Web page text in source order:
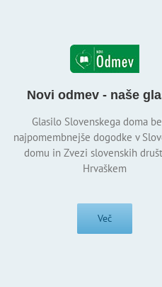
Novi odmev - naše
Glasilo Slovenskega doma
najpomembnejše dogodke v
domu in Zvezi slovenskih
Hrvaškem
Več